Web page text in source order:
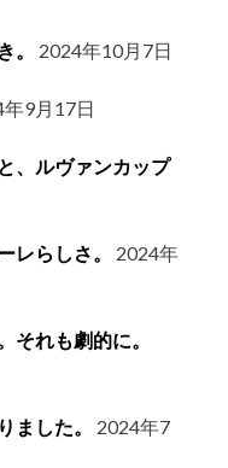
。 2024年10月7日
年9月17日
、ルヴァンカップ
レらしさ。
2024年
それも劇的に。
ました。
2024年7